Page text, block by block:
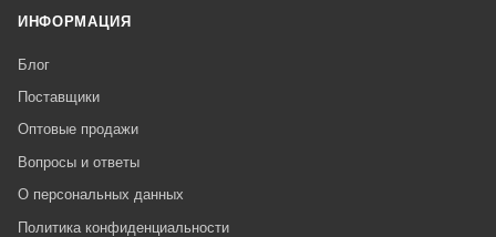
ИНФОРМАЦИЯ
Блог
Поставщики
Оптовые продажи
Вопросы и ответы
О персональных данных
Политика конфиденциальности